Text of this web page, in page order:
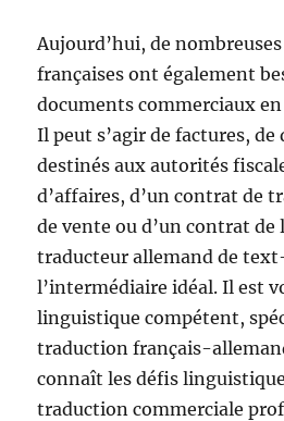
Aujourd’hui, de
françaises ont également
documents commerciaux
Il peut s’agir de factures, de
destinés aux autorités
d’affaires, d’un contrat de
de vente ou d’un contrat de
traducteur allemand de
l’intermédiaire idéal. Il est
linguistique compétent,
traduction français-
connaît les défis
traduction commerciale